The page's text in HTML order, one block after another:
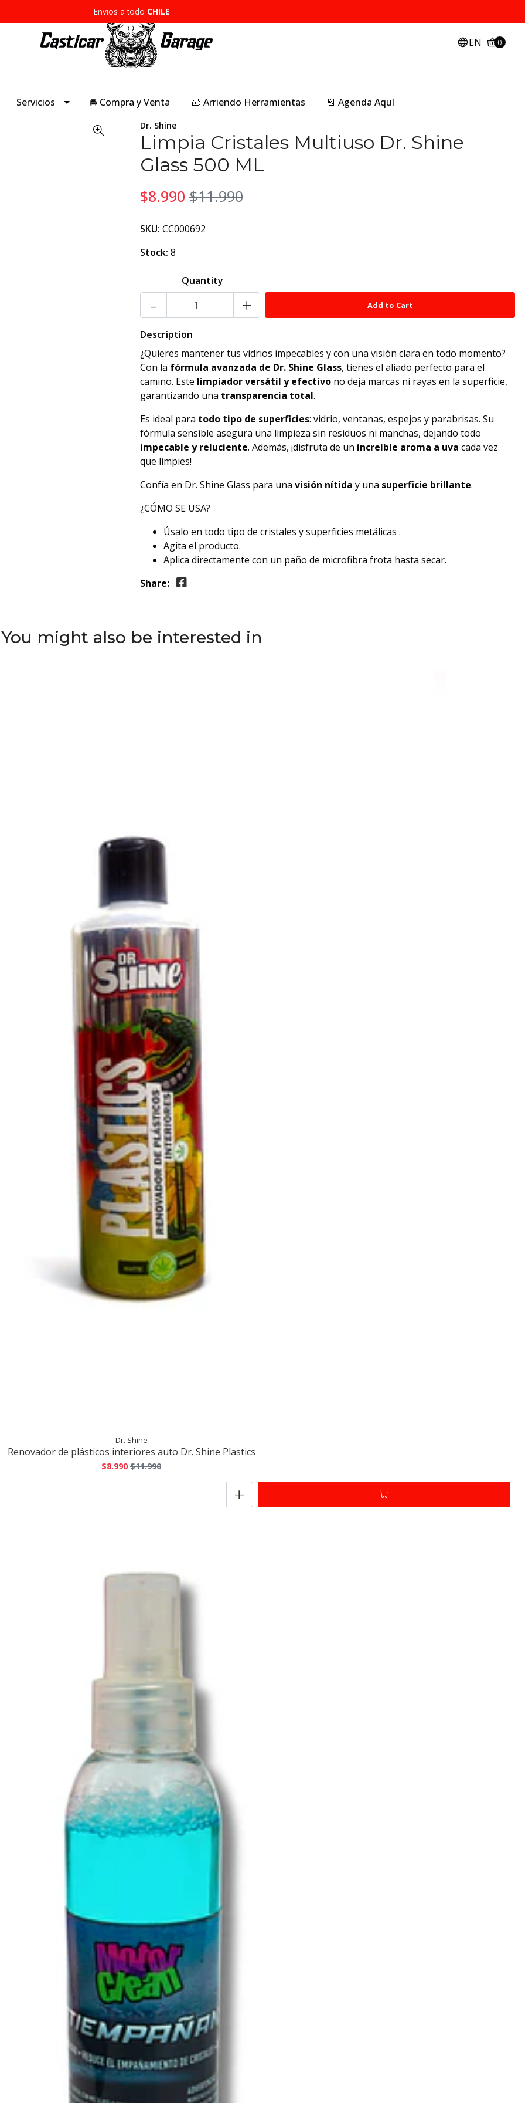
Envios a todo CHILE
EN 0
Servicios 🚘 Compra y Venta 🧰 Arriendo Herramientas 📆 Agenda Aquí
Dr. Shine
Limpia Cristales Multiuso Dr. Shine
Glass 500 ML
$8.990 $11.990
SKU: CC000692
Stock: 8
Quantity
- +
Description
¿Quieres mantener tus vidrios impecables y con una visión clara en todo momento?
Con la fórmula avanzada de Dr. Shine Glass, tienes el aliado perfecto para el
camino. Este limpiador versátil y efectivo no deja marcas ni rayas en la superficie,
garantizando una transparencia total.
Es ideal para todo tipo de superficies: vidrio, ventanas, espejos y parabrisas. Su
fórmula sensible asegura una limpieza sin residuos ni manchas, dejando todo
impecable y reluciente. Además, ¡disfruta de un increíble aroma a uva cada vez
que limpies!
Confía en Dr. Shine Glass para una visión nítida y una superficie brillante.
¿CÓMO SE USA?
Úsalo en todo tipo de cristales y superficies metálicas .
Agita el producto.
Aplica directamente con un paño de microfibra frota hasta secar.
Share:
You might also be interested in
Dr. Shine
Renovador de plásticos interiores auto Dr. Shine Plastics
$8.990 $11.990
+